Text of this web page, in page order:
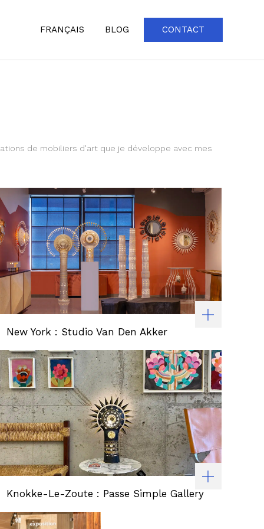
FRANÇAIS BLOG CONTACT
de mobiliers d'art que je développe avec mes
New York : Studio Van Den Akker
Knokke-Le-Zoute : Passe Simple Gallery